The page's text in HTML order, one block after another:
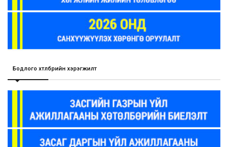
Бодлого хөтөлбөрийн хэрэгжилт